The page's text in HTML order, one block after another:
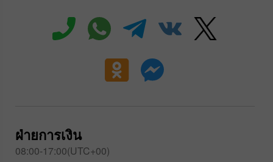
ฝ่ายการเงิน
08:00-17:00(UTC+00)